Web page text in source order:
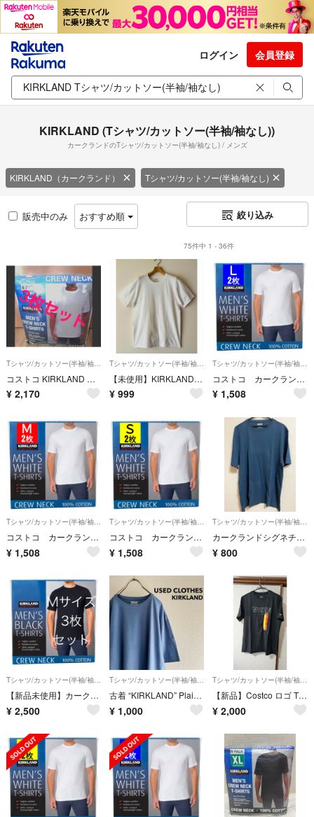
ログイン 会員登録
KIRKLAND (Tシャツ/カットソー(半袖/袖なし))
カークランドのTシャツ/カットソー(半袖/袖なし) / メンズ
KIRKLAND（カークランド） Tシャツ/カットソー(半袖/袖なし)
販売中のみ おすすめ順 絞り込み
75件中 1 - 36件
Tシャツ/カットソー(半袖/袖なし)
コストコ KIRKLAND カークランド クルーネックTシャツ Lサイズ 3枚
¥ 2,170
Tシャツ/カットソー(半袖/袖なし)
【未使用】KIRKLAND Signature クルーネックTシャツ ホワイトM
¥ 999
Tシャツ/カットソー(半袖/袖なし)
コストコ カークランド メンズ ホワイトTシャツ Lサイズ 2枚
¥ 1,508
Tシャツ/カットソー(半袖/袖なし)
コストコ カークランド メンズ ホワイトTシャツ Mサイズ 2枚
¥ 1,508
Tシャツ/カットソー(半袖/袖なし)
コストコ カークランド メンズ ホワイトTシャツ Sサイズ 2枚
¥ 1,508
Tシャツ/カットソー(半袖/袖なし)
カークランドシグネチャー 半袖Tシャツ ブルー XXL 無地 Tシャツ 半袖
¥ 800
Tシャツ/カットソー(半袖/袖なし)
【新品未使用】カークランド コストコブラックTシャツ Mサイズ 3枚セット
¥ 2,500
Tシャツ/カットソー(半袖/袖なし)
古着 “KIRKLAND” Plain T-shirt / XXL
¥ 1,000
Tシャツ/カットソー(半袖/袖なし)
【新品】Costco ロゴ Tシャツ ブラック
¥ 2,000